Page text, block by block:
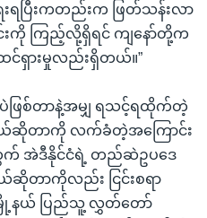
းရပြီးကတည်းက ဖြတ်သန်းလာ
းကို ကြည့်လို့ရှိရင် ကျနော်တို့က
ားမှုလည်းရှိတယ်။”
ြစ်တာနဲ့အမျှ ရသင့်ရထိုက်တဲ့
ဆိုတာကို လက်ခံတဲ့အကြောင်း
က် အဲဒီနိုင်ငံရဲ့ တည်ဆဲဥပဒေ
ဆိုတာကိုလည်း ငြင်းစရာ
မြို့နယ် ပြည်သူ့ လွှတ်တော်